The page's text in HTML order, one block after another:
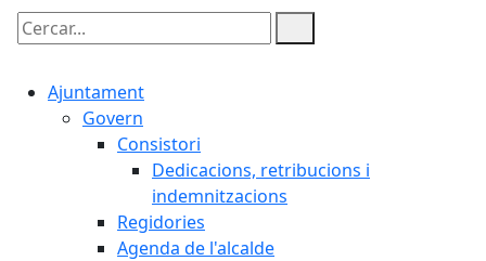
Cercar:
Ajuntament
Govern
Consistori
Dedicacions, retribucions i
indemnitzacions
Regidories
Agenda de l'alcalde